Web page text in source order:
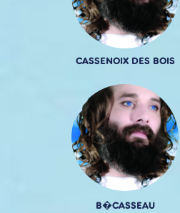
CASSENOIX DES BOIS
B�CASSEAU